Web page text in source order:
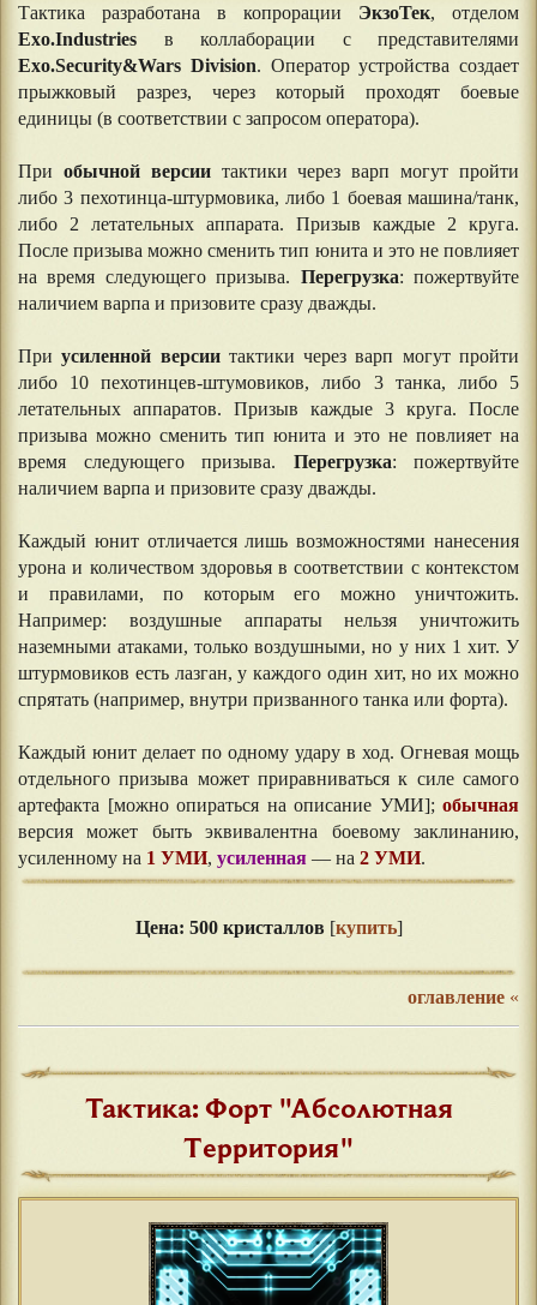
Тактика разработана в копрорации ЭкзоТек, отделом
Exo.Industries в коллаборации с представителями
Exo.Security&Wars Division. Оператор устройства создает
прыжковый разрез, через который проходят боевые
единицы (в соответствии с запросом оператора).
При обычной версиитактики через варп могут пройти
либо 3 пехотинца-штурмовика, либо 1 боевая машина/танк,
либо 2 летательных аппарата. Призыв каждые 2 круга.
После призыва можно сменить тип юнита и это не повлияет
на время следующего призыва. Перегрузка: пожертвуйте
наличием варпа и призовите сразу дважды.
Приусиленной версиитактики через варп могут пройти
либо 10 пехотинцев-штумовиков, либо 3 танка, либо 5
летательных аппаратов. Призыв каждые 3 круга. После
призыва можно сменить тип юнита и это не повлияет на
время следующего призыва. Перегрузка: пожертвуйте
наличием варпа и призовите сразу дважды.
Каждый юнит отличается лишь возможностями нанесения
урона и количеством здоровья в соответствии с контекстом
и правилами, по которым его можно уничтожить.
Например: воздушные аппараты нельзя уничтожить
наземными атаками, только воздушными, но у них 1 хит. У
штурмовиков есть лазган, у каждого один хит, но их можно
спрятать (например, внутри призванного танка или форта).
Каждый юнит делает по одному удару в ход. Огневая мощь
отдельного призыва может приравниваться к силе самого
артефакта [можно опираться на описание УМИ]; обычная
версия может быть эквивалентна боевому заклинанию,
усиленному на 1 УМИ, усиленная — на 2 УМИ.
Цена: 500 кристаллов [купить]
оглавление «
Тактика: Форт "Абсолютная
Территория"